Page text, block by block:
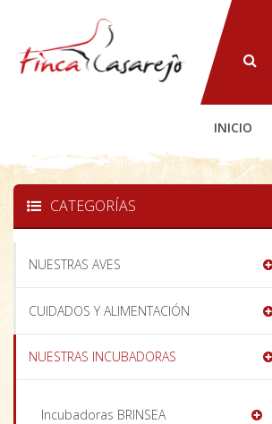
INICIO
CATEGORÍAS
NUESTRAS AVES
CUIDADOS Y ALIMENTACIÓN
NUESTRAS INCUBADORAS
Incubadoras BRINSEA